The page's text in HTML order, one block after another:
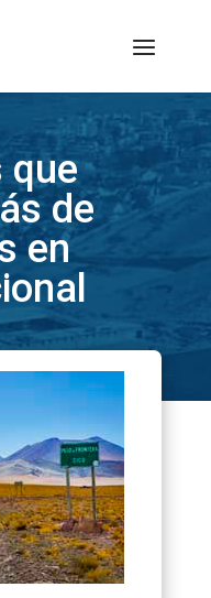
que
de
en